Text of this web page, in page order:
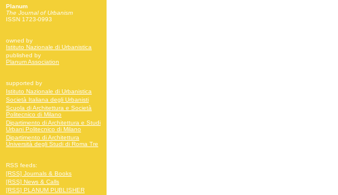
Planum
The Journal of Urbanism
ISSN 1723-0993
owned by
Istituto Nazionale di Urbanistica
published by
Planum Association
supported by
Istituto Nazionale di Urbanistica
Società Italiana degli Urbanisti
Scuola di Architettura e Società
Politecnico di Milano
Dipartimento di Architettura e Studi
Urbani Politecnico di Milano
Dipartimento di Architettura
Università degli Studi di Roma Tre
RSS feeds:
[RSS] Journals & Books
[RSS] News & Calls
[RSS] PLANUM PUBLISHER